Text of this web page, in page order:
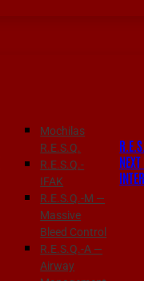
Mochilas
R.E.S.Q.
R.E.S.Q.-
IFAK
R.E.S.Q.-M —
Massive
Bleed Control
R.E.S.Q.-A —
Airway